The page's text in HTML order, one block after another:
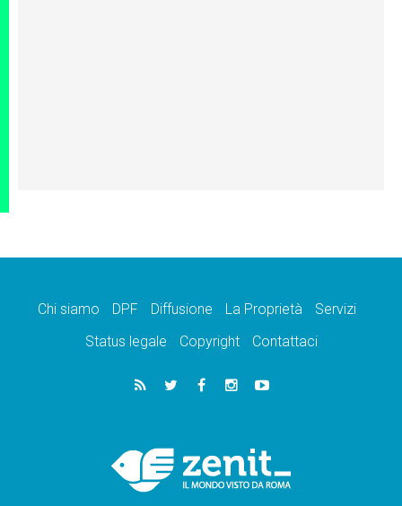
Chi siamo DPF Diffusione La Proprietà
Servizi
Status legale
Copyright Contattaci